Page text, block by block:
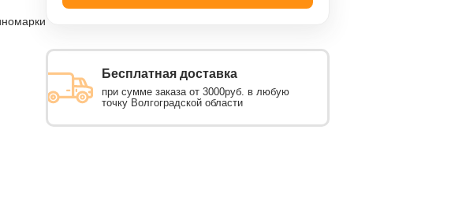
Бесплатная доставка
при сумме заказа от 3000руб. в любую
точку Волгоградской области